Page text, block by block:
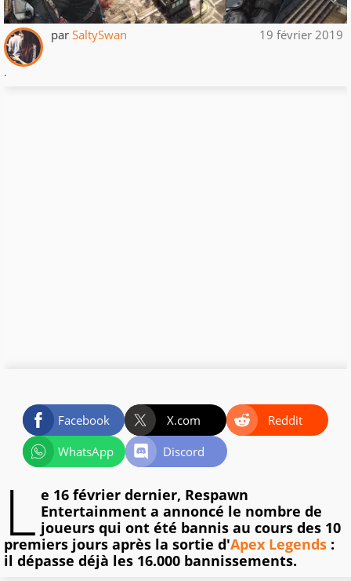
par SaltySwan 19 février 2019
.
Facebook X.com
Reddit
WhatsApp
Discord
L e 16 février dernier, Respawn
Entertainment a annoncé le nombre de
joueurs qui ont été bannis au cours des 10
premiers jours après la sortie d'Apex Legends :
il dépasse déjà les 16.000 bannissements.